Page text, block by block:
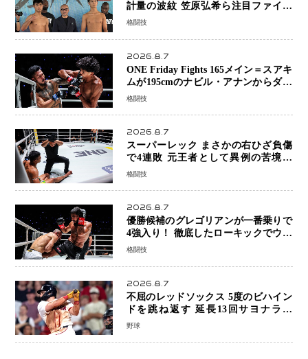
計量の波紋 笠原弘希ら注目ファイタ
ーは契約体重で決戦へ、山本歩夢と平
格闘技
2026.8.7
ONE Friday Fights 165メイン＝スアキ
ムが195cmのナビル・アナンからダウ
ン奪取！猛反撃を耐え抜き判定勝利、
格闘技
2026.8.7
スーパーレック まさかの右ひざ負傷
で4連敗 元王者として異例の苦境…
「アクシデント」でも消えない危険信
格闘技
2026.8.7
優勝候補のグレゴリアンが一番乗りで
4強入り！ 徹底したローキックでウス
ビャンを攻略、判定勝利
格闘技
2026.8.7
不屈のレッドソックス 5度のビハイン
ドを跳ね返す 延長13回サヨナラ勝
ち 吉田正尚選手も2安打1打点で貢献 4
野球